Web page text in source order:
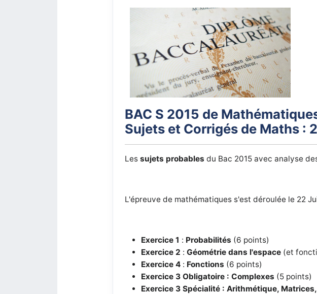
BAC S 2015 de
Sujets et Corrigés de Maths :
Lessujets probables du Bac 2015 avec analyse
L'épreuve de mathématiques s'est déroulée le 22
Exercice 1 : Probabilités (6 points)
Exercice 2 :Géométrie dans l'espace (et
Exercice 4 : Fonctions (6 points)
Exercice 3 Obligatoire : Complexes (5 points)
Exercice 3 Spécialité : Arithmétique,